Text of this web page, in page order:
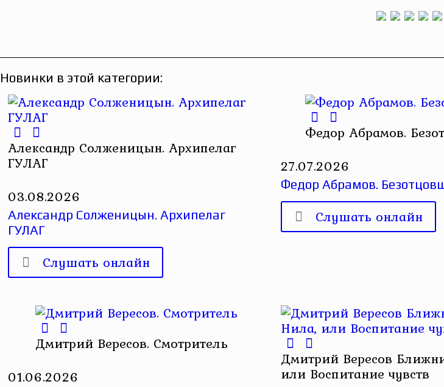
Новинки в этой категории:
Александр Солженицын. Архипелаг
ГУЛАГ
03.08.2026
Александр Солженицын. Архипелаг
ГУЛАГ
Слушать онлайн
Федор Абрамов.
27.07.2026
Федор Абрамов.
Слушать онлайн
Дмитрий Вересов. Смотритель
01.06.2026
Дмитрий Вересов
или Воспитание чувств